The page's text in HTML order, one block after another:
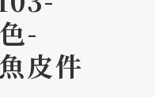
-
皮件